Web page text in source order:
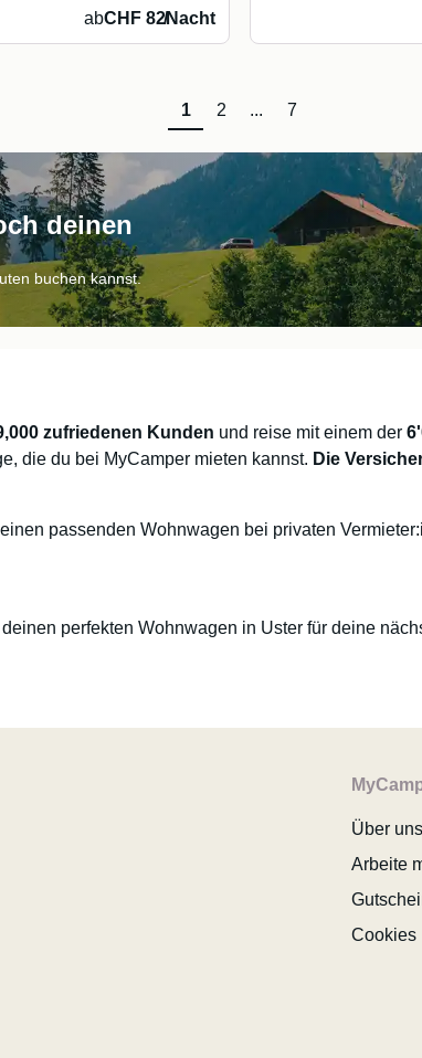
abCHF 82/Nacht
1 2 ... 7
deinen
buchen kannst.
zufriedenen Kunden und reise mit einem der
die du bei MyCamper mieten kannst. Die
passenden Wohnwagen bei privaten
perfekten Wohnwagen in Uster für deine
Über uns
Arbeite
Cookies